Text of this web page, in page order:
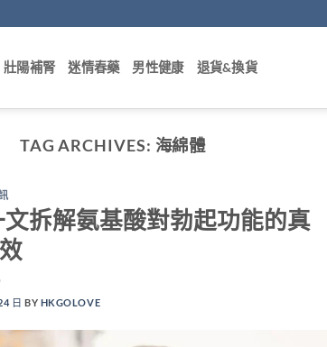
壯陽補腎 迷情春藥 男性健康 退貨&換貨
TAG ARCHIVES: 海綿體
拆解氨基酸對勃起功能的真
日 BY HKGOLOVE